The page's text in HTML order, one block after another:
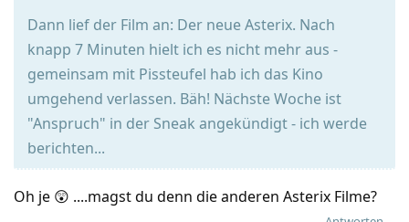
Dann lief der Film an: Der neue Asterix. Nach
knapp 7 Minuten hielt ich es nicht mehr aus -
gemeinsam mit Pissteufel hab ich das Kino
umgehend verlassen. Bäh! Nächste Woche ist
"Anspruch" in der Sneak angekündigt - ich werde
berichten...
Oh je 😲 ....magst du denn die anderen Asterix Filme?